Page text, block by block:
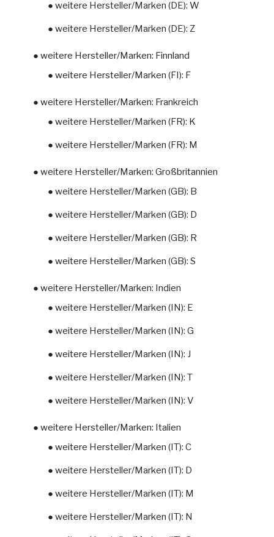
● weitere Hersteller/Marken (DE): W
● weitere Hersteller/Marken (DE): Z
● weitere Hersteller/Marken: Finnland
● weitere Hersteller/Marken (FI): F
● weitere Hersteller/Marken: Frankreich
● weitere Hersteller/Marken (FR): K
● weitere Hersteller/Marken (FR): M
● weitere Hersteller/Marken: Großbritannien
● weitere Hersteller/Marken (GB): B
● weitere Hersteller/Marken (GB): D
● weitere Hersteller/Marken (GB): R
● weitere Hersteller/Marken (GB): S
● weitere Hersteller/Marken: Indien
● weitere Hersteller/Marken (IN): E
● weitere Hersteller/Marken (IN): G
● weitere Hersteller/Marken (IN): J
● weitere Hersteller/Marken (IN): T
● weitere Hersteller/Marken (IN): V
● weitere Hersteller/Marken: Italien
● weitere Hersteller/Marken (IT): C
● weitere Hersteller/Marken (IT): D
● weitere Hersteller/Marken (IT): M
● weitere Hersteller/Marken (IT): N